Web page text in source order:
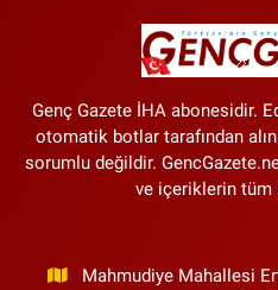
Genç Gazete İHA abonesidir.
otomatik botlar tarafından
sorumlu değildir.
ve içeriklerin tüm
Mahmudiye Mahallesi